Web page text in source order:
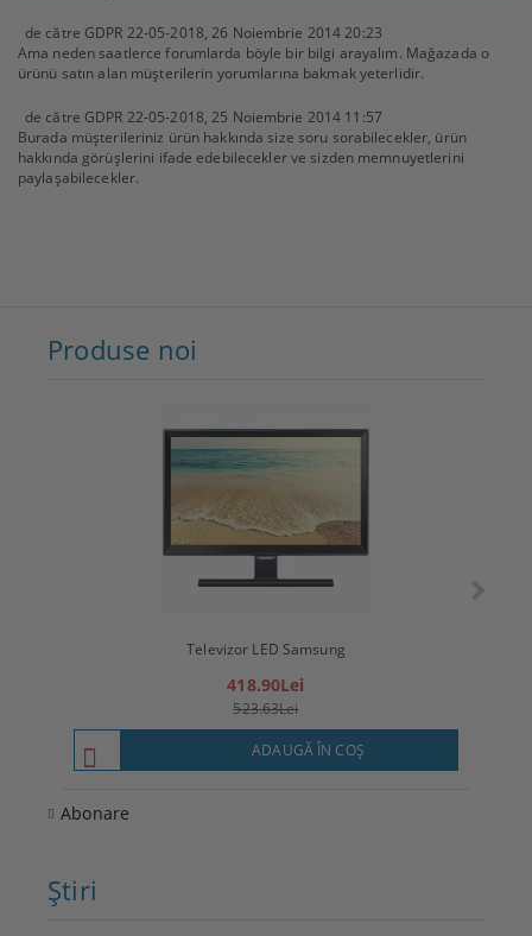
de către GDPR 22-05-2018,26 Noiembrie 2014 20:23
Ama neden saatlerce forumlarda böyle bir bilgi arayalım. Mağazada o
ürünü satın alan müşterilerin yorumlarına bakmak yeterlidir.
de către GDPR 22-05-2018,25 Noiembrie 2014 11:57
Burada müşterileriniz ürün hakkında size soru sorabilecekler, ürün
hakkında görüşlerini ifade edebilecekler ve sizden memnuyetlerini
paylaşabilecekler.
Produse noi
Televizor LED Samsung
418.90Lei
523.63Lei
ADAUGĂ ÎN COŞ
Abonare
Ştiri